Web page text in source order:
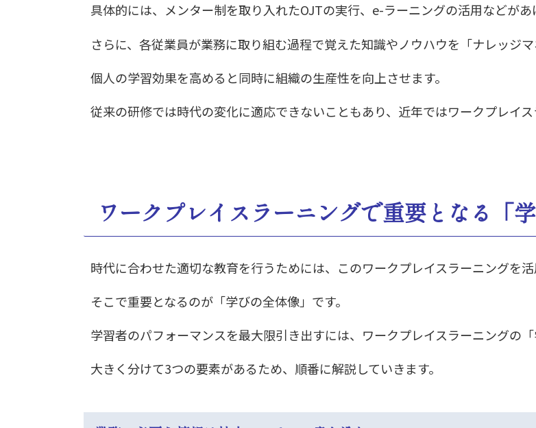
具体的には、メンター制を取り入れたOJTの実行、e-ラーニングの活用などがあ
さらに、各従業員が業務に取り組む過程で覚えた知識やノウハウを「ナレッジ
個人の学習効果を高めると同時に組織の生産性を向上させます。
従来の研修では時代の変化に適応できないこともあり、近年ではワークプレイ
ワークプレイスラーニングで重要となる「
時代に合わせた適切な教育を行うためには、このワークプレイスラーニングを活
そこで重要となるのが「学びの全体像」です。
学習者のパフォーマンスを最大限引き出すには、ワークプレイスラーニングの
大きく分けて3つの要素があるため、順番に解説していきます。